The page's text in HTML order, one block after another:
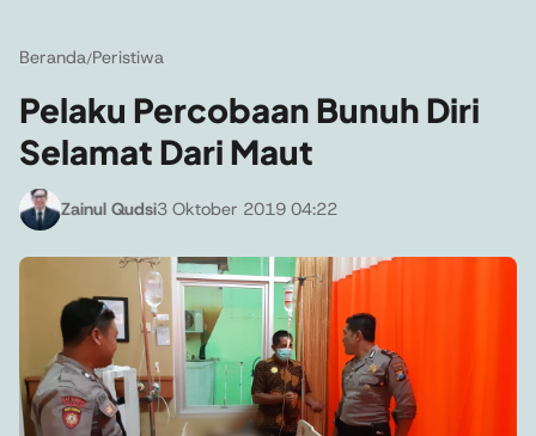
Beranda/Peristiwa
Pelaku Percobaan Bunuh Diri
Selamat Dari Maut
Zainul Qudsi3 Oktober 2019 04:22